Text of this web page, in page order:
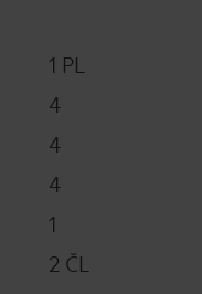
1 PL
4
4
4
1
2 ČL